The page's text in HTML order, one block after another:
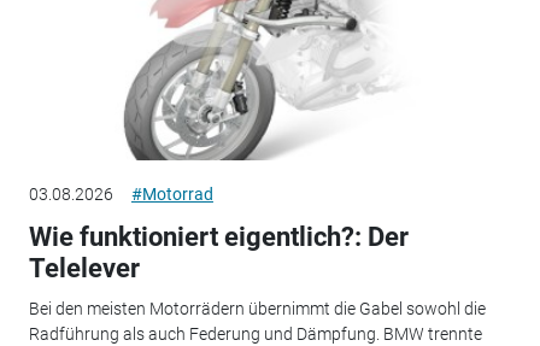
03.08.2026 #Motorrad
Wie funktioniert eigentlich?: Der
Telelever
Bei den meisten Motorrädern übernimmt die Gabel sowohl die
Radführung als auch Federung und Dämpfung. BMW trennte